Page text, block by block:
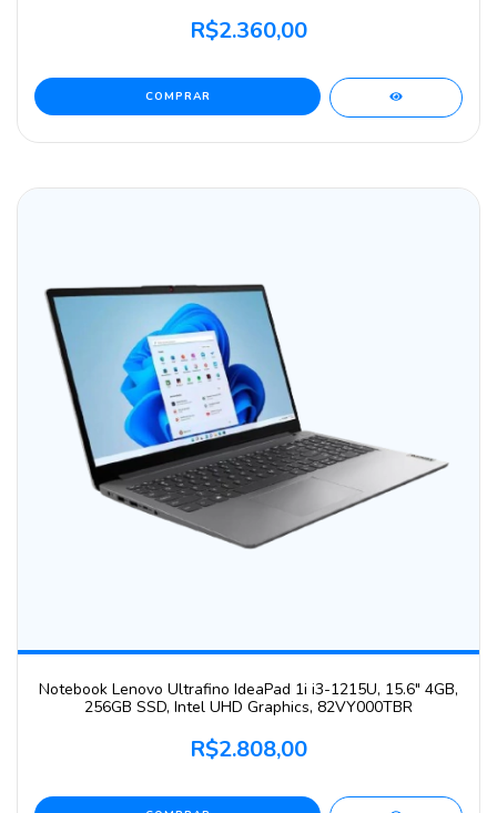
R$2.360,00
Notebook Lenovo Ultrafino IdeaPad 1i i3-1215U, 15.6" 4GB,
256GB SSD, Intel UHD Graphics, 82VY000TBR
R$2.808,00